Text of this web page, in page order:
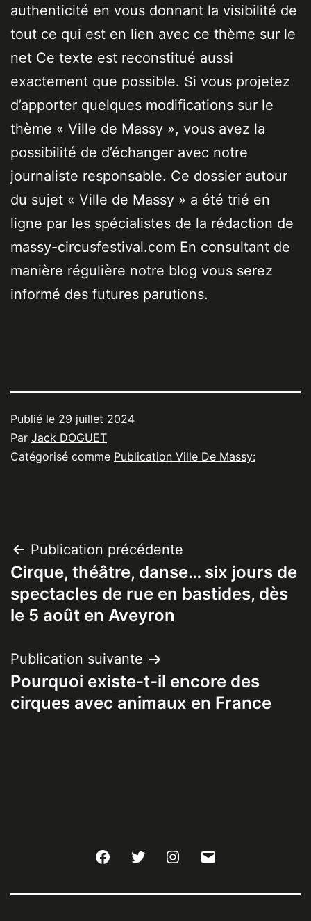
authenticité en vous donnant la visibilité de
tout ce qui est en lien avec ce thème sur le
net Ce texte est reconstitué aussi
exactement que possible. Si vous projetez
d’apporter quelques modifications sur le
thème « Ville de Massy », vous avez la
possibilité de d’échanger avec notre
journaliste responsable. Ce dossier autour
du sujet « Ville de Massy » a été trié en
ligne par les spécialistes de la rédaction de
massy-circusfestival.com En consultant de
manière régulière notre blog vous serez
informé des futures parutions.
Publié le 29 juillet 2024
Par Jack DOGUET
Catégorisé comme Publication Ville De Massy:
Navigation
de
l’article
Publication précédente
Cirque, théâtre, danse… six jours de
spectacles de rue en bastides, dès
le 5 août en Aveyron
Publication suivante
Pourquoi existe-t-il encore des
cirques avec animaux en France
FacebookTwitter Instagram